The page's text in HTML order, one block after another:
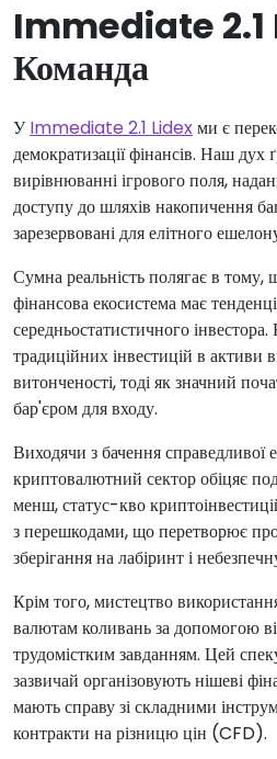
Immediate 2.1
Команда
УImmediate 2.1 Lidexми є
демократизації фінансів. Наш дух
вирівнюванні ігрового поля,
доступу до шляхів накопичення
зарезервовані для елітного
Сумна реальність полягає в
фінансова екосистема має
середньостатистичного
традиційних інвестицій в активи
витонченості, тоді як значний
бар'єром для входу.
Виходячи з бачення справедливої
криптовалютний сектор обіцяє
менш, статус-кво
з перешкодами, що перетворює
зберігання на лабіринт і
Крім того, мистецтво
валютам коливань за допомогою
трудомістким завданням. Цей
зазвичай організовують нішеві
мають справу зі складними
контракти на різницю цін (CFD).